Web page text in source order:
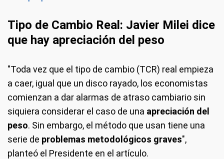
Tipo de Cambio Real: Javier Milei dice
que hay apreciación del peso
"Toda vez que el tipo de cambio (TCR) real empieza
a caer, igual que un disco rayado, los economistas
comienzan a dar alarmas de atraso cambiario sin
siquiera considerar el caso de una apreciación del
peso. Sin embargo, el método que usan tiene una
serie de problemas metodológicos graves",
planteó el Presidente en el artículo.